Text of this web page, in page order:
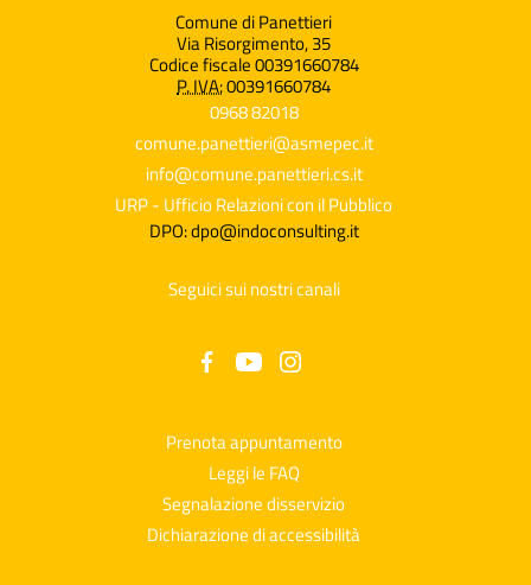
Comune di Panettieri
Via Risorgimento, 35
Codice fiscale 00391660784
P. IVA:00391660784
0968 82018
comune.panettieri@asmepec.it
info@comune.panettieri.cs.it
URP - Ufficio Relazioni con il Pubblico
DPO: dpo@indoconsulting.it
Seguici sui nostri canali
Prenota appuntamento
Leggi le FAQ
Segnalazione disservizio
Dichiarazione di accessibilità